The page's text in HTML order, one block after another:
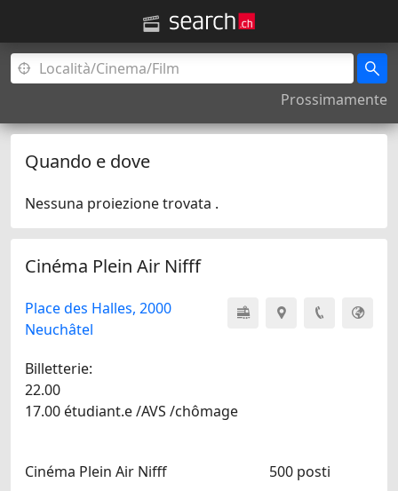
Prossimamente
Quando e dove
Nessuna proiezione trovata .
Cinéma Plein Air Nifff
Place des Halles, 2000
Neuchâtel
Billetterie:
22.00
17.00 étudiant.e /AVS /chômage
Cinéma Plein Air Nifff 500 posti